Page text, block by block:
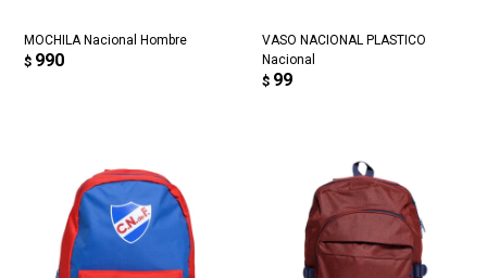
MOCHILA Nacional Hombre
$ 990
VASO NACIONAL PLASTICO
Nacional
$ 99